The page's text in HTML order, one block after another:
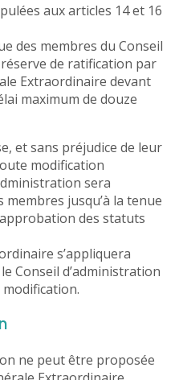
aux articles 14 et 16
des membres du Conseil
de ratification par
Extraordinaire devant
maximum de douze
et sans préjudice de leur
modification
sera
jusqu’à la tenue
des statuts
s’appliquera
Conseil d’administration
ne peut être proposée